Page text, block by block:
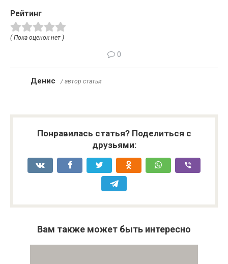
Рейтинг
( Пока оценок нет )
0
Денис / автор статьи
Понравилась статья? Поделиться с
друзьями:
Вам также может быть интересно